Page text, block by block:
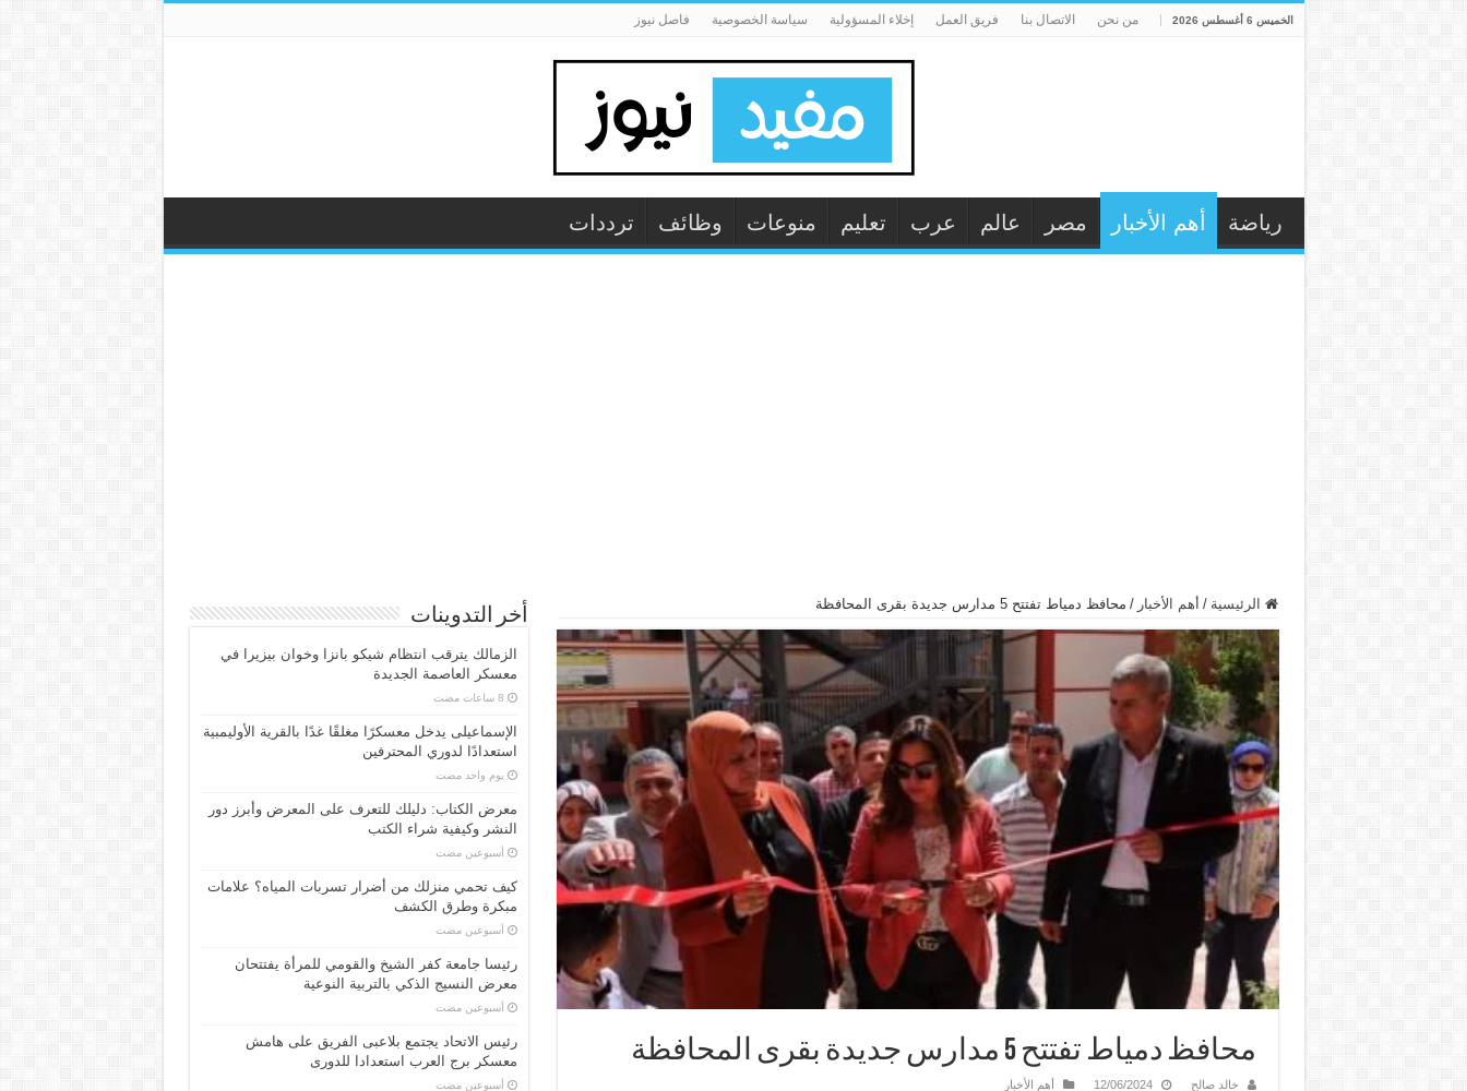
الخميس 6 أغسطس 2026 من نحن الاتصال بنا فريق العمل إخلاء المسؤولية سياسة الخصوصية فاصل نيوز
رياضة أهم الأخبار مصر عالم عرب تعليم منوعات وظائف ترددات
الرئيسية / أهم الأخبار / محافظ دمياط تفتتح 5 مدارس جديدة بقرى المحافظة
محافظ دمياط تفتتح 5 مدارس جديدة بقرى المحافظة
خالد صالح 12/06/2024 أهم الأخبار
أخر التدوينات
الزمالك يترقب انتظام شيكو بانزا وخوان بيزيرا في
معسكر العاصمة الجديدة
الإسماعیلی یدخل معسكرًا مغلقًا غدًا بالقرية الأوليمبية
استعدادًا لدوري المحترفين
‏يوم واحد مضت
معرض الكتاب: دليلك للتعرف على المعرض وأبرز دور
النشر وكيفية شراء الكتب
‏أسبوعين مضت
كيف تحمي منزلك من أضرار تسربات المياه؟ علامات
مبكرة وطرق الكشف
‏أسبوعين مضت
رئيسا جامعة كفر الشيخ والقومي للمرأة يفتتحان
معرض النسيج الذكي بالتربية النوعية
‏أسبوعين مضت
رئيس الاتحاد يجتمع بلاعبى الفريق على هامش
معسكر برج العرب استعدادا للدورى
‏أسبوعين مضت